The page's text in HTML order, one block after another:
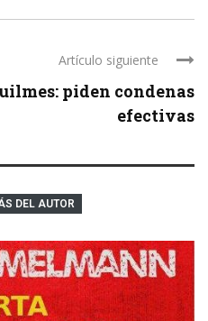
Artículo siguiente
piden condenas
efectivas
DEL AUTOR